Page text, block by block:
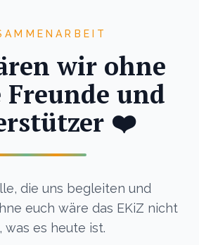
wir ohne
Freunde und
❤️
die uns begleiten und
euch wäre das EKiZ nicht
was es heute ist.